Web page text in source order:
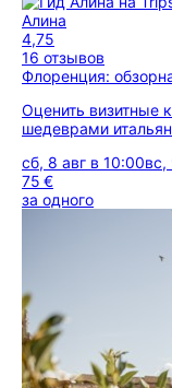
Алина
4,75
16 отзывов
Флоренция:
Оценить визитные
шедеврами
сб, 8 авг в 10:00вс,
75 €
за одного